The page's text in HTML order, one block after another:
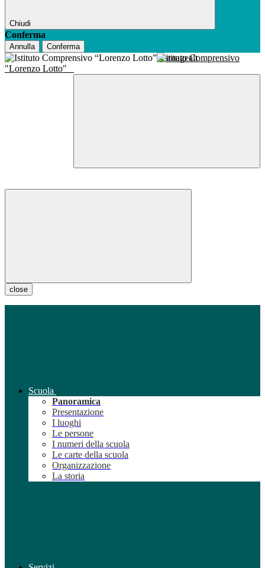
Chiudi
Conferma
Annulla Conferma
Istituto Comprensivo
"Lorenzo Lotto"
close
Scuola
Panoramica
Presentazione
I luoghi
Le persone
I numeri della scuola
Le carte della scuola
Organizzazione
La storia